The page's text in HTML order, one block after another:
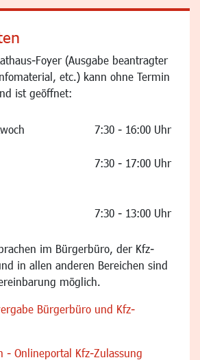
Foyer (Ausgabe beantragter
etc.) kann ohne Termin
ist geöffnet:
7:30 - 16:00 Uhr
7:30 - 17:00 Uhr
7:30 - 13:00 Uhr
im Bürgerbüro, der Kfz-
in allen anderen Bereichen sind
möglich.
Bürgerbüro und Kfz-
- Onlineportal Kfz-Zulassung